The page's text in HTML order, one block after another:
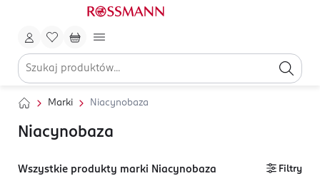
Marki Niacynobaza
Niacynobaza
Wszystkie produkty marki Niacynobaza Filtry